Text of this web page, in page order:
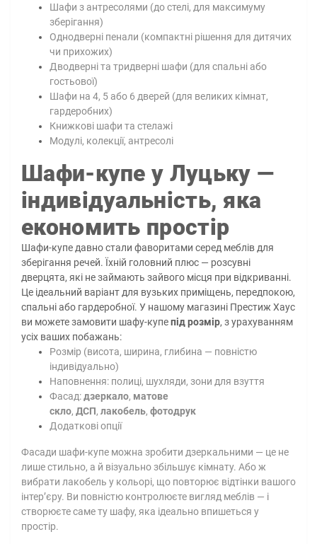
Шафи з антресолями (до стелі, для максимуму
зберігання)
Однодверні пенали (компактні рішення для дитячих
чи прихожих)
Дводверні та тридверні шафи (для спальні або
гостьової)
Шафи на 4, 5 або 6 дверей (для великих кімнат,
гардеробних)
Книжкові шафи та стелажі
Модулі, колекції, антресолі
Шафи-купе у Луцьку —
індивідуальність, яка
економить простір
Шафи-купе давно стали фаворитами серед меблів для
зберігання речей. Їхній головний плюс — розсувні
дверцята, які не займають зайвого місця при відкриванні.
Це ідеальний варіант для вузьких приміщень, передпокою,
спальні або гардеробної. У нашому магазині Престиж Хаус
ви можете замовити шафу-купепід розмір, з урахуванням
усіх ваших побажань:
Розмір (висота, ширина, глибина — повністю
індивідуально)
Наповнення: полиці, шухляди, зони для взуття
Фасад:дзеркало, матове
скло, ДСП, лакобель, фотодрук
Додаткові опції
Фасади шафи-купе можна зробити дзеркальними — це не
лише стильно, а й візуально збільшує кімнату. Або ж
вибрати лакобель у кольорі, що повторює відтінки вашого
інтер’єру. Ви повністю контролюєте вигляд меблів — і
створюєте саме ту шафу, яка ідеально впишеться у
простір.